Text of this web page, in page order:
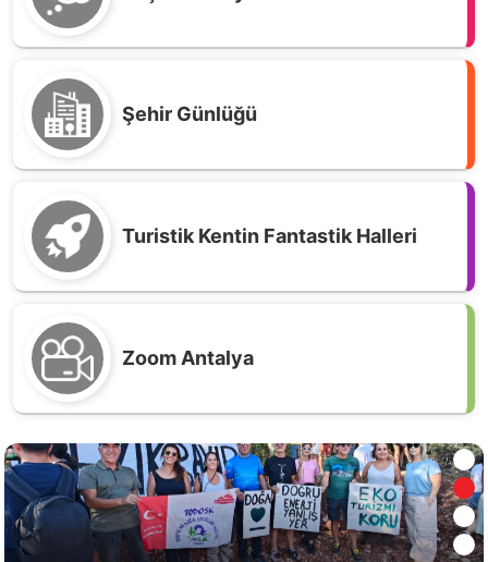
Şehir Günlüğü
Turistik Kentin Fantastik Halleri
Zoom Antalya
Geyikbayırı’nda enerjiye değil, yönteme itiraz
var! Doğa güzel kalsın, enerji yer altına